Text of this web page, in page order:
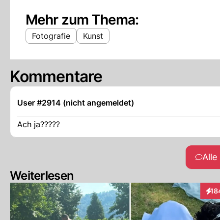
Mehr zum Thema:
Fotografie Kunst
Kommentare
User #2914 (nicht angemeldet)
Ach ja?????
Weiterlesen